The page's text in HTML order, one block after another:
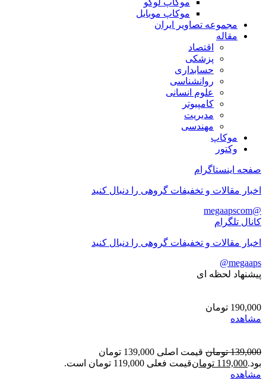
موکاپ لوگو
موکاپ موبایل
مجموعه تصاویر ایران
مقاله
اقتصاد
پزشکی
حسابداری
روانشناسی
علوم انسانی
کامپیوتر
مدیریت
مهندسی
موکاپ
وکتور
صفحه اینستاگرام
اخبار مقالات و تخفیفات گروهی را دنبال کنید
@megaapscom
کانال تلگرام
اخبار مقالات و تخفیفات گروهی را دنبال کنید
megaaps@
پیشنهاد لحظه ای
190,000 تومان
مشاهده
139,000 تومان
قیمت اصلی 139,000 تومان
بود.119,000 تومانقیمت فعلی 119,000 تومان است.
مشاهده